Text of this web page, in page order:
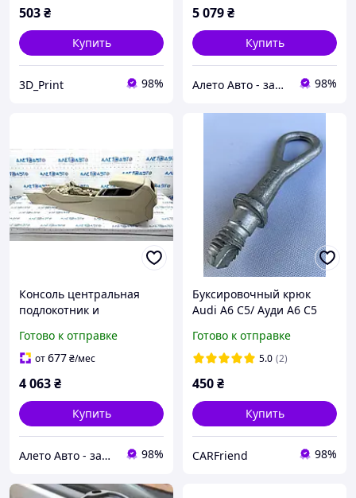
503₴
Купить
3D_Print 98%
5 079₴
Купить
Алето Авто - запчасти на авто из США 98%
Консоль центральная
подлокотник и
80A 18-20 бежевая, под
химчистку
Готово к отправке
от677₴/мес
4 063₴
Купить
Алето Авто - запчасти на авто из США 98%
Буксировочный крюк
Audi A6 C5/ Ауди А6 С5
Готово к отправке
5.0 (2)
450₴
Купить
CARFriend 98%